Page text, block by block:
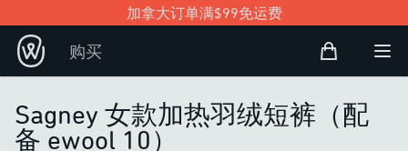
加拿大订单满$99免运费
购买 购物袋Open
打
Sagney 女款加热羽绒短裤（配
备 ewool 10）